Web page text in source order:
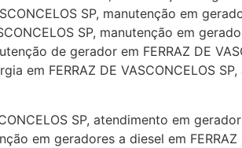
SP, manutenção em
SP, manutenção em
de gerador em FERRAZ DE
em FERRAZ DE VASCONCELOS
SP, atendimento em
em geradores a diesel em